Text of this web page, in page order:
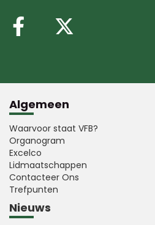
Volg ons op
Algemeen
Waarvoor staat VFB?
Organogram
Excelco
Lidmaatschappen
Contacteer Ons
Trefpunten
Nieuws